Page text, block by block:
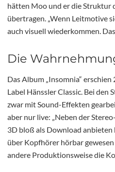
hätten Moo und er die Struktur
übertragen. „Wenn Leitmotive
auch visuell wiederkommen.
Die
Das Album „Insomnia“
Label Hänssler Classic. Bei
zwar mit Sound-Effekten
aber nur live: „Neben der
3D bloß als Download anbieten
über Kopfhörer hörbar
andere Produktionsweise die